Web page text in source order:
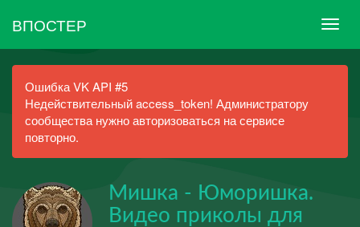
ВПОСТЕР
Ошибка VK API #5
Недействительный access_token! Администратору
сообщества нужно авторизоваться на сервисе
повторно.
Мишка - Юморишка.
Видео приколы для